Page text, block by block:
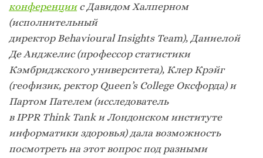
конференциис Давидом Халперном
(исполнительный
директор Behavioural Insights Team), Даниелой
Де Анджелис (профессор статистики
Кэмбриджского университета), Клер Крэйг
(геофизик, ректор Queen’s College Оксфорда) и
Партом Пателем (исследователь
в IPPR Think Tank и Лондонском институте
информатики здоровья) дала возможность
посмотреть на этот вопрос под разными